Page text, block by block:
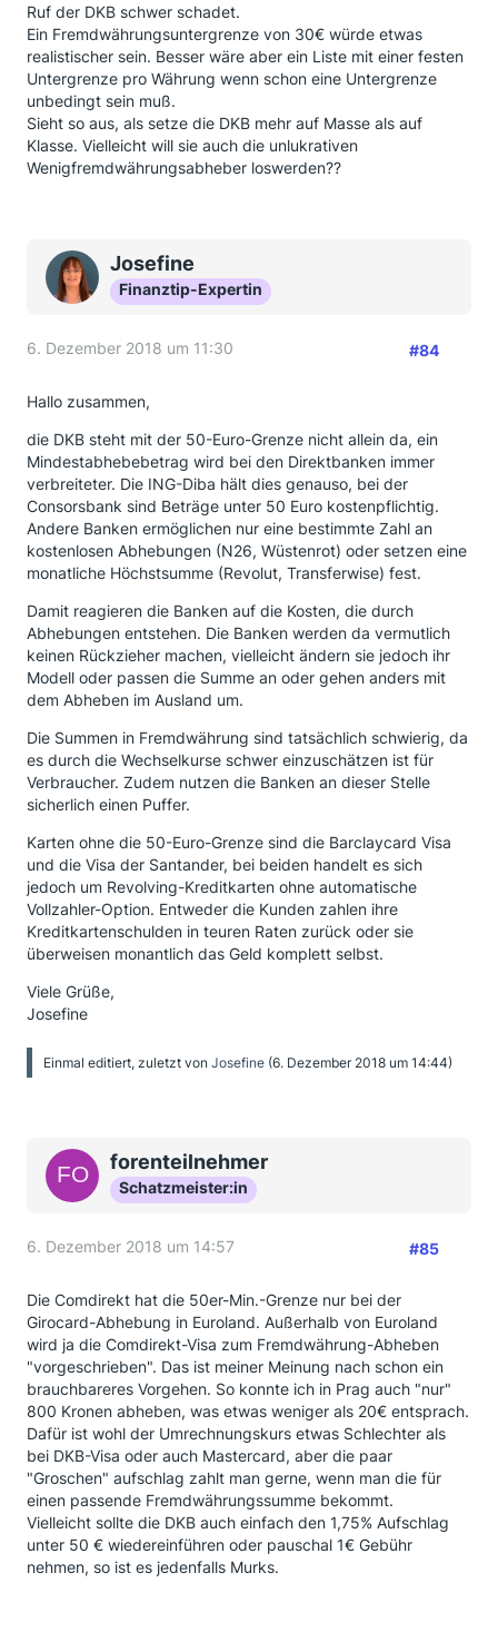
Ruf der DKB schwer schadet.
Ein Fremdwährungsuntergrenze von 30€ würde etwas
realistischer sein. Besser wäre aber ein Liste mit einer festen
Untergrenze pro Währung wenn schon eine Untergrenze
unbedingt sein muß.
Sieht so aus, als setze die DKB mehr auf Masse als auf
Klasse. Vielleicht will sie auch die unlukrativen
Wenigfremdwährungsabheber loswerden??
Josefine
Finanztip-Expertin
6. Dezember 2018 um 11:30 #84
Hallo zusammen,
die DKB steht mit der 50-Euro-Grenze nicht allein da, ein
Mindestabhebebetrag wird bei den Direktbanken immer
verbreiteter. Die ING-Diba hält dies genauso, bei der
Consorsbank sind Beträge unter 50 Euro kostenpflichtig.
Andere Banken ermöglichen nur eine bestimmte Zahl an
kostenlosen Abhebungen (N26, Wüstenrot) oder setzen eine
monatliche Höchstsumme (Revolut, Transferwise) fest.
Damit reagieren die Banken auf die Kosten, die durch
Abhebungen entstehen. Die Banken werden da vermutlich
keinen Rückzieher machen, vielleicht ändern sie jedoch ihr
Modell oder passen die Summe an oder gehen anders mit
dem Abheben im Ausland um.
Die Summen in Fremdwährung sind tatsächlich schwierig, da
es durch die Wechselkurse schwer einzuschätzen ist für
Verbraucher. Zudem nutzen die Banken an dieser Stelle
sicherlich einen Puffer.
Karten ohne die 50-Euro-Grenze sind die Barclaycard Visa
und die Visa der Santander, bei beiden handelt es sich
jedoch um Revolving-Kreditkarten ohne automatische
Vollzahler-Option. Entweder die Kunden zahlen ihre
Kreditkartenschulden in teuren Raten zurück oder sie
überweisen monantlich das Geld komplett selbst.
Viele Grüße,
Josefine
Einmal editiert, zuletzt von Josefine (6. Dezember 2018 um 14:44)
forenteilnehmer
Schatzmeister:in
6. Dezember 2018 um 14:57 #85
Die Comdirekt hat die 50er-Min.-Grenze nur bei der
Girocard-Abhebung in Euroland. Außerhalb von Euroland
wird ja die Comdirekt-Visa zum Fremdwährung-Abheben
"vorgeschrieben". Das ist meiner Meinung nach schon ein
brauchbareres Vorgehen. So konnte ich in Prag auch "nur"
800 Kronen abheben, was etwas weniger als 20€ entsprach.
Dafür ist wohl der Umrechnungskurs etwas Schlechter als
bei DKB-Visa oder auch Mastercard, aber die paar
"Groschen" aufschlag zahlt man gerne, wenn man die für
einen passende Fremdwährungssumme bekommt.
Vielleicht sollte die DKB auch einfach den 1,75% Aufschlag
unter 50 € wiedereinführen oder pauschal 1€ Gebühr
nehmen, so ist es jedenfalls Murks.